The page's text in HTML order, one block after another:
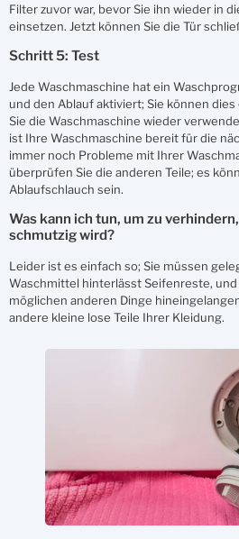
Filter zuvor war, bevor Sie ihn wieder in
einsetzen. Jetzt können Sie die Tür
Schritt 5: Test
Jede Waschmaschine hat ein
und den Ablauf aktiviert; Sie können
Sie die Waschmaschine wieder
ist Ihre Waschmaschine bereit für die
immer noch Probleme mit Ihrer
überprüfen Sie die anderen Teile; es
Ablaufschlauch sein.
Was kann ich tun, um zu
schmutzig wird?
Leider ist es einfach so; Sie müssen
Waschmittel hinterlässt Seifenreste,
möglichen anderen Dinge
andere kleine lose Teile Ihrer Kleidung.